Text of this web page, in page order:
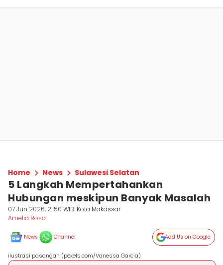
Home News Sulawesi Selatan
5 Langkah Mempertahankan
Hubungan meskipun Banyak Masalah
07 Jun 2026, 21:50 WIB Kota Makassar
Amelia Rosa
News Channel Add Us on Google
ilustrasi pasangan (pexels.com/Vanessa Garcia)